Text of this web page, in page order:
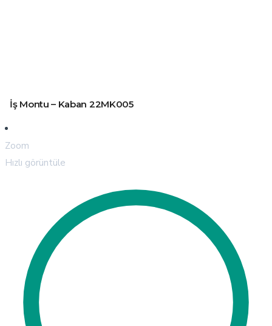
İş Montu – Kaban 22MK005
Zoom
Hızlı görüntüle